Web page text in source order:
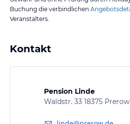
Buchung die verbindlichen
Veranstalters.
Kontakt
Pension Linde
Waldstr. 33 18375